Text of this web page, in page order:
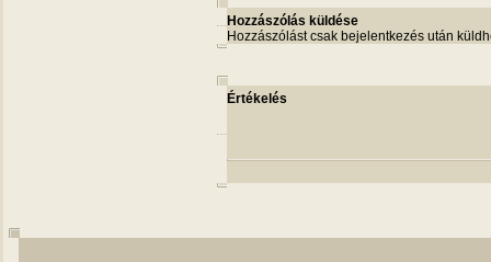
Hozzászólás küldése
Hozzászólást csak bejelentkezés után
Értékelés